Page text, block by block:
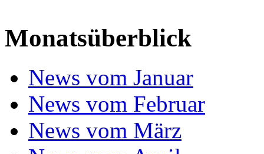
Monatsüberblick
News vom Januar
News vom Februar
News vom März